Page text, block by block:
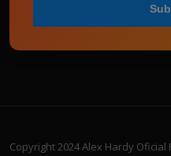
Copyright 2024 Alex Hardy